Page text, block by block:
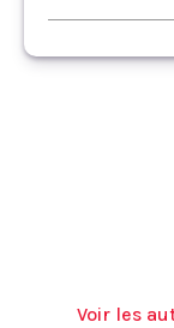
Voir les